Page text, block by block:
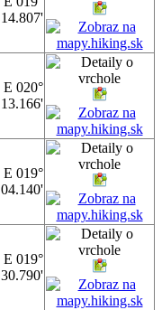
14.807'
E 020°
13.166'
E 019°
04.140'
E 019°
30.790'